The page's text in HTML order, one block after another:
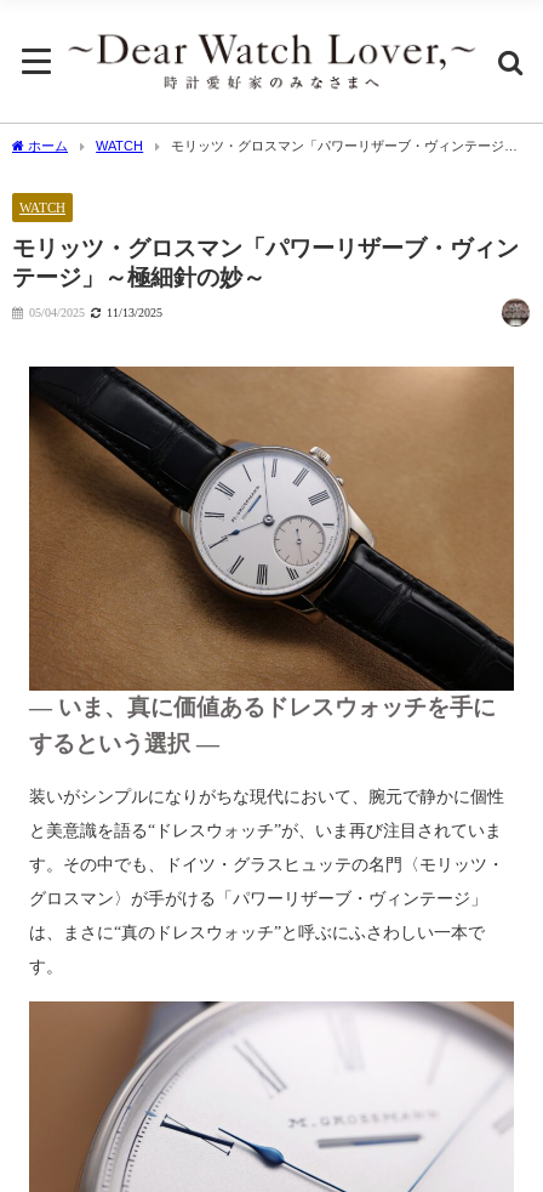
ホーム WATCH
モリッツ・グロスマン「パワーリザーブ・ヴィンテージ」
WATCH
モリッツ・グロスマン「パワーリザーブ・ヴィン
テージ」～極細針の妙～
05/04/2025 11/13/2025
— いま、真に価値あるドレスウォッチを手に
するという選択 —
装いがシンプルになりがちな現代において、腕元で静かに個性
と美意識を語る“ドレスウォッチ”が、いま再び注目されていま
す。その中でも、ドイツ・グラスヒュッテの名門〈モリッツ・
グロスマン〉が手がける「パワーリザーブ・ヴィンテージ」
は、まさに“真のドレスウォッチ”と呼ぶにふさわしい一本で
す。